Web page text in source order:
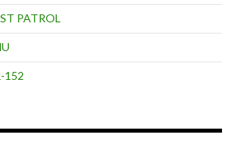
PATROL
152